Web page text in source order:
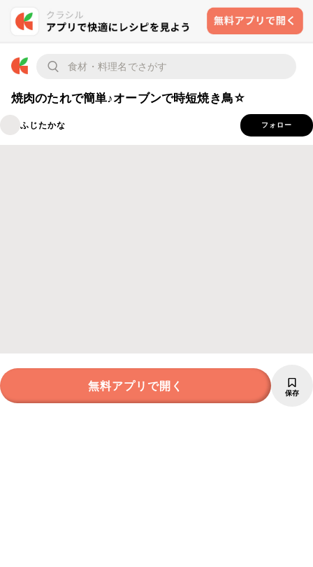
焼肉のたれで簡単♪オーブンで時短焼き鳥☆
ふじたかな フォロー
無料アプリで開く 保存